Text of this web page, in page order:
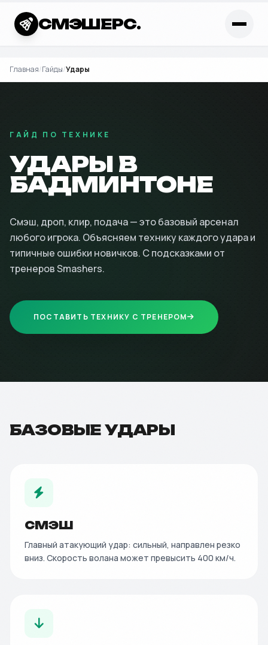
СМЭШЕРС.
Главная/Гайды/Удары
ГАЙД ПО ТЕХНИКЕ
УДАРЫ В
БАДМИНТОНЕ
Смэш, дроп, клир, подача — это базовый арсенал
любого игрока. Объясняем технику каждого удара и
типичные ошибки новичков. С подсказками от
тренеров Smashers.
ПОСТАВИТЬ ТЕХНИКУ С ТРЕНЕРОМ
БАЗОВЫЕ УДАРЫ
СМЭШ
Главный атакующий удар: сильный, направлен резко
вниз. Скорость волана может превысить 400 км/ч.